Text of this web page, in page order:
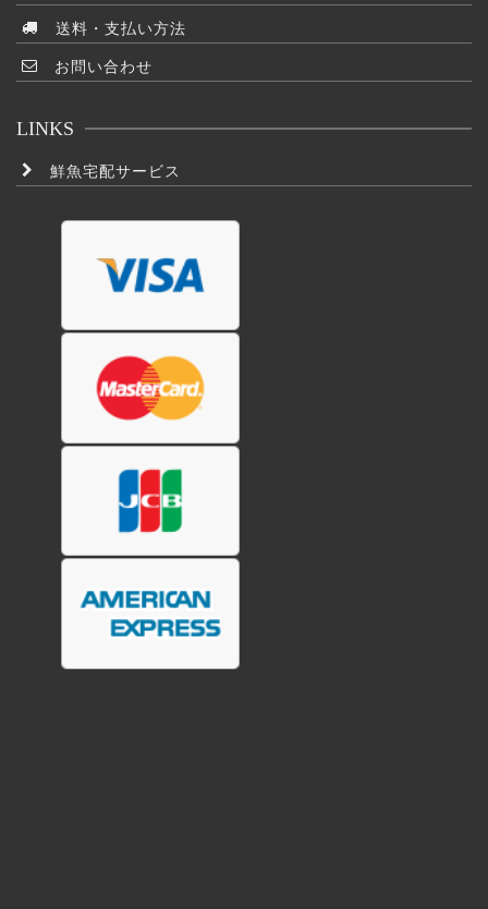
送料・支払い方法
お問い合わせ
LINKS
鮮魚宅配サービス